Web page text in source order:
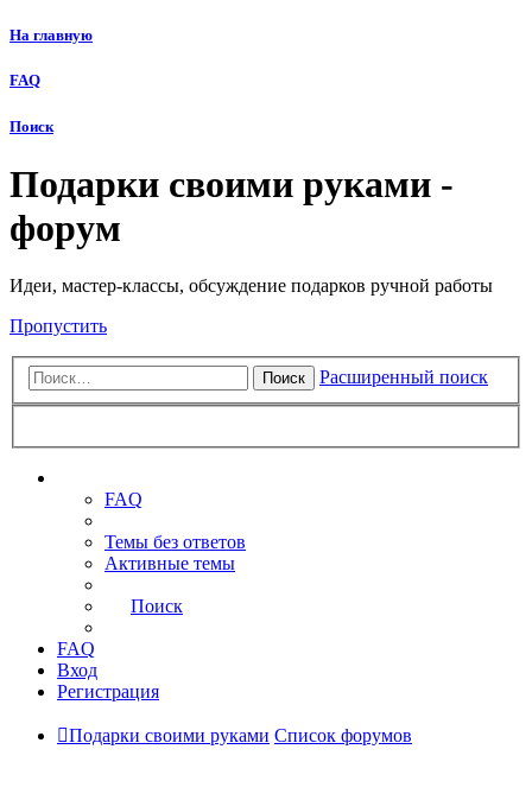
На главную
FAQ
Поиск
Подарки своими руками -
форум
Идеи, мастер-классы, обсуждение подарков ручной работы
Пропустить
Поиск Расширенный поиск
FAQ
Темы без ответов
Активные темы
Поиск
FAQ
Вход
Регистрация
Подарки своими руками Список форумов